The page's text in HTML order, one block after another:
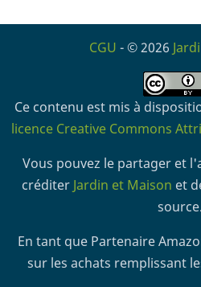
CGU - © 2026
Ce contenu est mis à
licence Creative Commons
Vous pouvez le partager et
créditer Jardin et Maison et
source.
En tant que Partenaire
sur les achats remplissant